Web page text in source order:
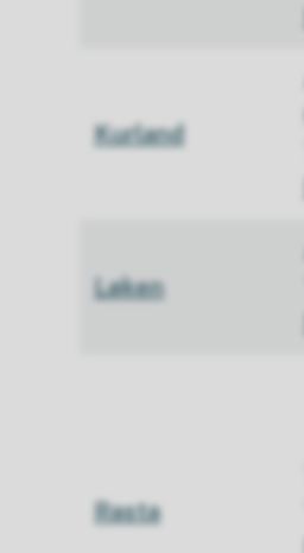
Kurland
Løken
Rasta